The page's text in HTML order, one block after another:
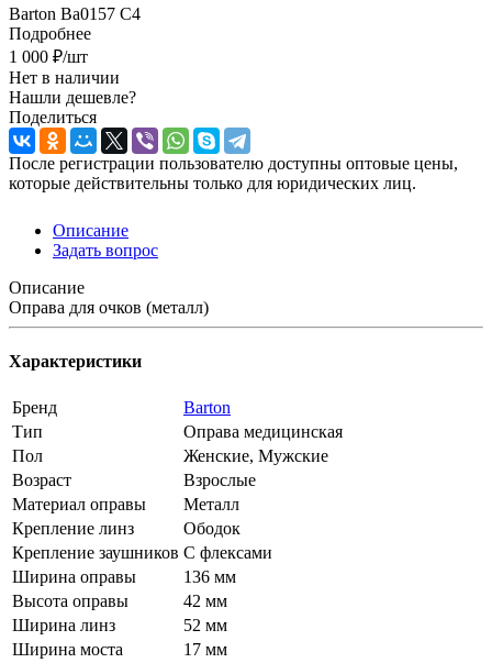
Barton Ba0157 C4
Подробнее
1 000 ₽/шт
Нет в наличии
Нашли дешевле?
Поделиться
После регистрации пользователю доступны оптовые цены,
которые действительны только для юридических лиц.
Описание
Задать вопрос
Описание
Оправа для очков (металл)
Характеристики
Бренд
Barton
Тип
Оправа медицинская
Пол
Женские, Мужские
Возраст
Взрослые
Материал оправы
Металл
Крепление линз
Ободок
Крепление заушников С флексами
Ширина оправы
136 мм
Высота оправы
42 мм
Ширина линз
52 мм
Ширина моста
17 мм